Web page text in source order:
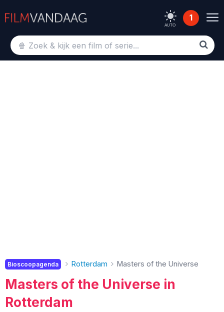
AUTO
1
Bioscoopagenda Rotterdam Masters of the Universe
Masters of the Universe in
Rotterdam